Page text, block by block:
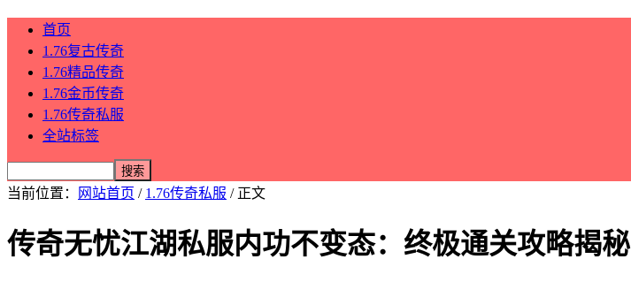
首页
1.76复古传奇
1.76精品传奇
1.76金币传奇
1.76传奇私服
全站标签
当前位置： 网站首页 / 1.76传奇私服 / 正文
传奇无忧江湖私服内功不变态：终极通关攻略揭秘